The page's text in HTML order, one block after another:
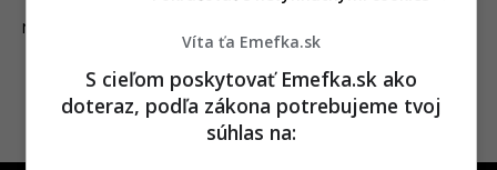
NEWS
Víta ťa Emefka.sk
S cieľom poskytovať Emefka.sk ako
doteraz, podľa zákona potrebujeme tvoj
súhlas na: